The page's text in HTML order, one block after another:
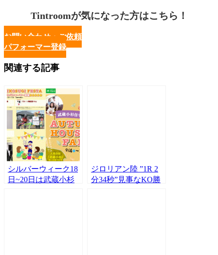
Tintroomが気になった方はこちら！
お問い合わせ・ご依頼
パフォーマー登録
関連する記事
シルバーウィーク18
日~20日は武蔵小杉
ジロリアン陸 ”1R 2
分34秒”見事なKO勝